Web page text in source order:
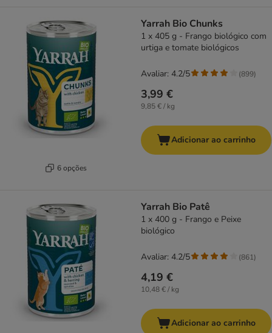
6 opções
Yarrah Bio Chunks
1 x 405 g - Frango biológico com
urtiga e tomate biológicos
3,99 €
9,85 € / kg
Avaliar: 4.2/5 (899)
Adicionar ao carrinho
Yarrah Bio Patê
1 x 400 g - Frango e Peixe
biológico
4,19 €
10,48 € / kg
Avaliar: 4.2/5 (861)
Adicionar ao carrinho